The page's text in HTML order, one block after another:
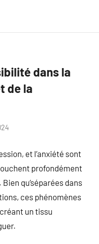
dans la
de la
et l’anxiété sont
profondément
qu’séparées dans
ces phénomènes
un tissu